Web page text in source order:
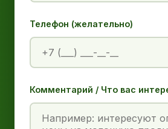
Телефон (желательно)
Комментарий / Что вас